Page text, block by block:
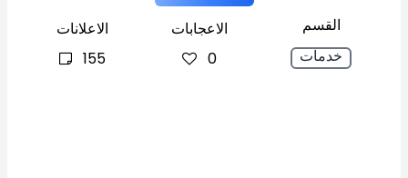
القسم
خدمات
الاعجابات
0
الاعلانات
155